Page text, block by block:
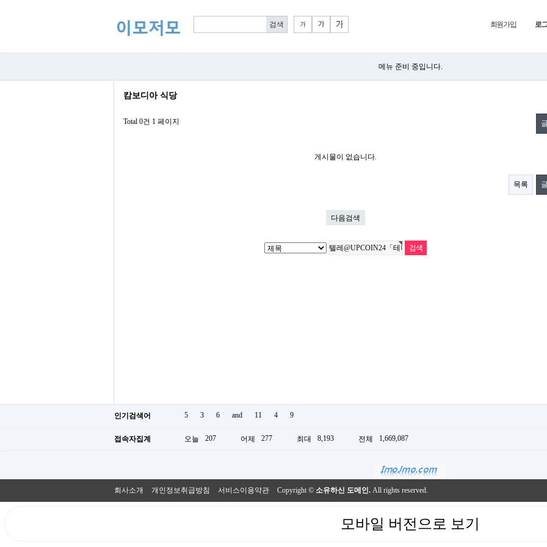
회원가입 로
메뉴 준비 중입니다.
캄보디아 식당
Total 0건 1 페이지
게시물이 없습니다.
목록
다음검색
인기검색어 5 3 6 and 11 4 9
접속자집계 오늘 207 어제 277 최대 8,193 전체 1,669,087
회사소개 개인정보취급방침 서비스이용약관 Copyright © 소유하신 도메인. All rights reserved.
모바일 버전으로 보기